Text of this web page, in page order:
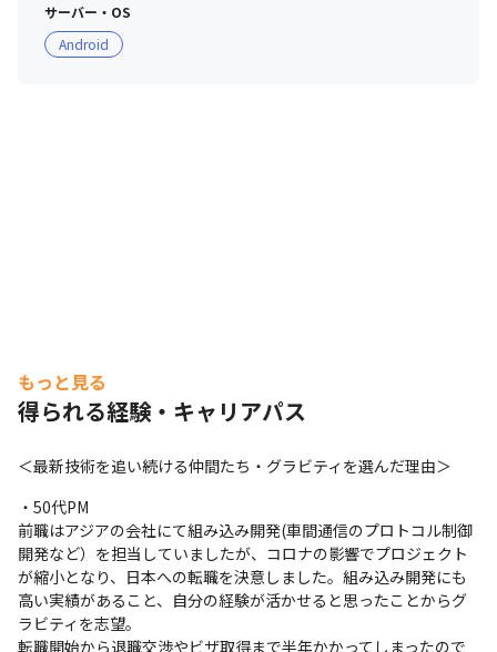
客先での、個々のPJTでの取り組み成果が把握できるよ
う、評価シートを使い職務成果、職務態度、職務遂行力を
ます
・さまざまな評価項目を設け公平に判断していくこと、社
内の直属の上司、客先、営業など広い範囲でフィードバッ
クを得る360度評価に近い考えも取り入れながら公平に判
定できるよう努めています
＜社内評価が高く定期的に昇給UPしているメンバの特徴
（一例です）＞
・自分の長所や得意分野を認識しそれを強みとして活かし
客先と良好な関係を築いている
サーバー・OS
Android
もっと見る
得られる経験・キャリアパス
＜最新技術を追い続ける仲間たち・グラビティを選んだ理由＞
・50代PM
前職はアジアの会社にて組み込み開発(車間通信のプロトコル制御
開発など）を担当していましたが、コロナの影響でプロジェクト
が縮小となり、日本への転職を決意しました。組み込み開発にも
高い実績があること、自分の経験が活かせると思ったことからグ
ラビティを志望。
転職開始から退職交渉やビザ取得まで半年かかってしまったので